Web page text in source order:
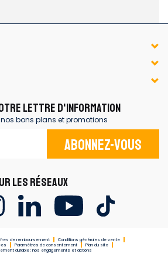
LETTRE D'INFORMATION
bons plans et promotions
Abonnez-vous
LES RÉSEAUX
de remboursement
Conditions générales de vente
Paramètres de consentement
Plan du site
durable : nos engagements et actions